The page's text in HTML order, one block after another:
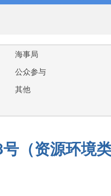
海事局
公众参与
其他
（资源环境